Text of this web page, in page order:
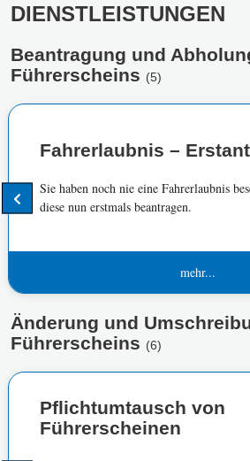
DIENSTLEISTUNGEN
Beantragung und
Führerscheins (5)
Fahrerlaubnis –
Sie haben noch nie eine Fahrerlaubnis
diese nun erstmals beantragen.
mehr...
Änderung und
Führerscheins (6)
Pflichtumtausch von
Führerscheinen